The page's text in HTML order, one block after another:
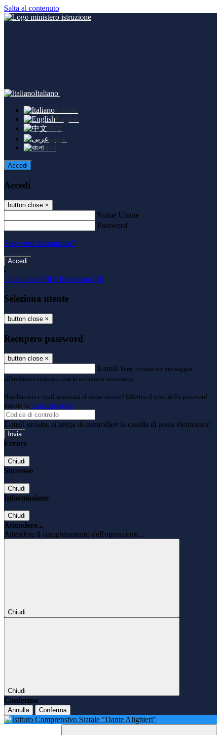
Salta al contenuto
Italiano
Italiano
English
中文
عربى
বাংলা
Accedi
Accedi
button close ×
Nome Utente
Password
Password dimenticata?
-
Entra con SPID Entra con CIE
Seleziona utente
button close ×
Recupero password
button close ×
E-mail Verrà inviato un messaggio
all'indirizzo indicato con le istruzioni necessarie.
Non hai una e-mail associata al nome utente? Effettua il reset della password
tramite la Login Spaggiari
E-mail inviata, si prega di controllare la casella di posta elettronica!
Errore
Chiudi
Successo
Chiudi
Informazione
Chiudi
Attendere...
Attendere il completamento dell'operazione...
Chiudi
Chiudi
Conferma
Annulla Conferma